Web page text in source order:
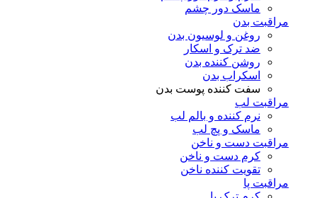
ماسک دور چشم
مراقبت بدن
روغن و لوسیون بدن
ضد ترک و اسکار
روشن کننده بدن
اسکراب بدن
سفت کننده پوست بدن
مراقبت لب
نرم کننده و بالم لب
ماسک و پچ لب
مراقبت دست و ناخن
کرم دست و ناخن
تقویت کننده ناخن
مراقبت پا